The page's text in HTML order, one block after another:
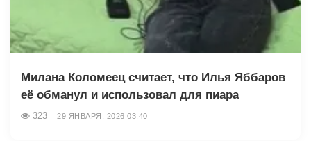
Милана Коломеец считает, что Илья Яббаров
её обманул и использовал для пиара
323 29 ЯНВАРЯ, 2026 03:40